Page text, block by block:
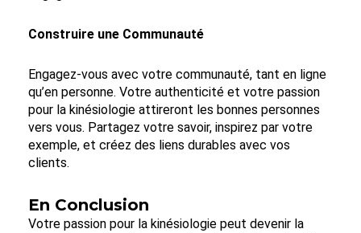
Construire une Communauté
Engagez-vous avec votre communauté, tant en ligne
qu’en personne. Votre authenticité et votre passion
pour la kinésiologie attireront les bonnes personnes
vers vous. Partagez votre savoir, inspirez par votre
exemple, et créez des liens durables avec vos
clients.
En Conclusion
Votre passion pour la kinésiologie peut devenir la